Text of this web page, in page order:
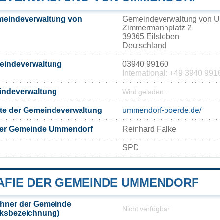
von
Gemeindeverwaltung von
Zimmermannplatz 2
39365 Eilsleben
Deutschland
03940 99160
International: +49 3940
Wird geladen...
der Gemeindeverwaltung ummendorf-boerde.de/
Gemeinde Ummendorf Reinhard Falke
SPD
DER GEMEINDE UMMENDORF
der Gemeinde
Nicht verfügbar